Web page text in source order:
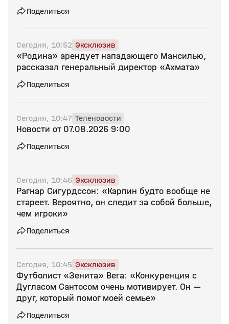
Поделиться
Сегодня, 10:52 Эксклюзив
«Родина» арендует нападающего Мансилью,
рассказал генеральный директор «Ахмата»
Поделиться
Сегодня, 10:47 Теленовости
Новости от 07.08.2026 9:00
Поделиться
Сегодня, 10:46 Эксклюзив
Рагнар Сигурдссон: «Карпин будто вообще не
стареет. Вероятно, он следит за собой больше,
чем игроки»
Поделиться
Сегодня, 10:45 Эксклюзив
Футболист «Зенита» Вега: «Конкуренция с
Дугласом Сантосом очень мотивирует. Он —
друг, который помог моей семье»
Поделиться